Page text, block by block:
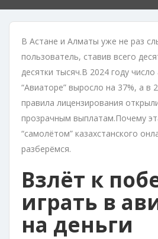
В Астане и Алматы уже не раз
пользователь, ставив всего
десятки тысяч.В 2024 году
“Авиаторе” выросло на 37%, а в
правила лицензирования
прозрачным выплатам.Почему
“самолётом” казахстанского
разберёмся.
Взлёт к
играть в
на деньги